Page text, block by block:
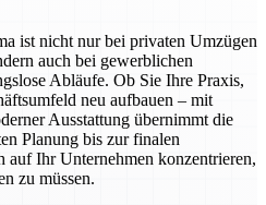
ist nicht nur bei privaten Umzügen
auch bei gewerblichen
Abläufe. Ob Sie Ihre Praxis,
neu aufbauen – mit
Ausstattung übernimmt die
Planung bis zur finalen
auf Ihr Unternehmen konzentrieren,
zu müssen.